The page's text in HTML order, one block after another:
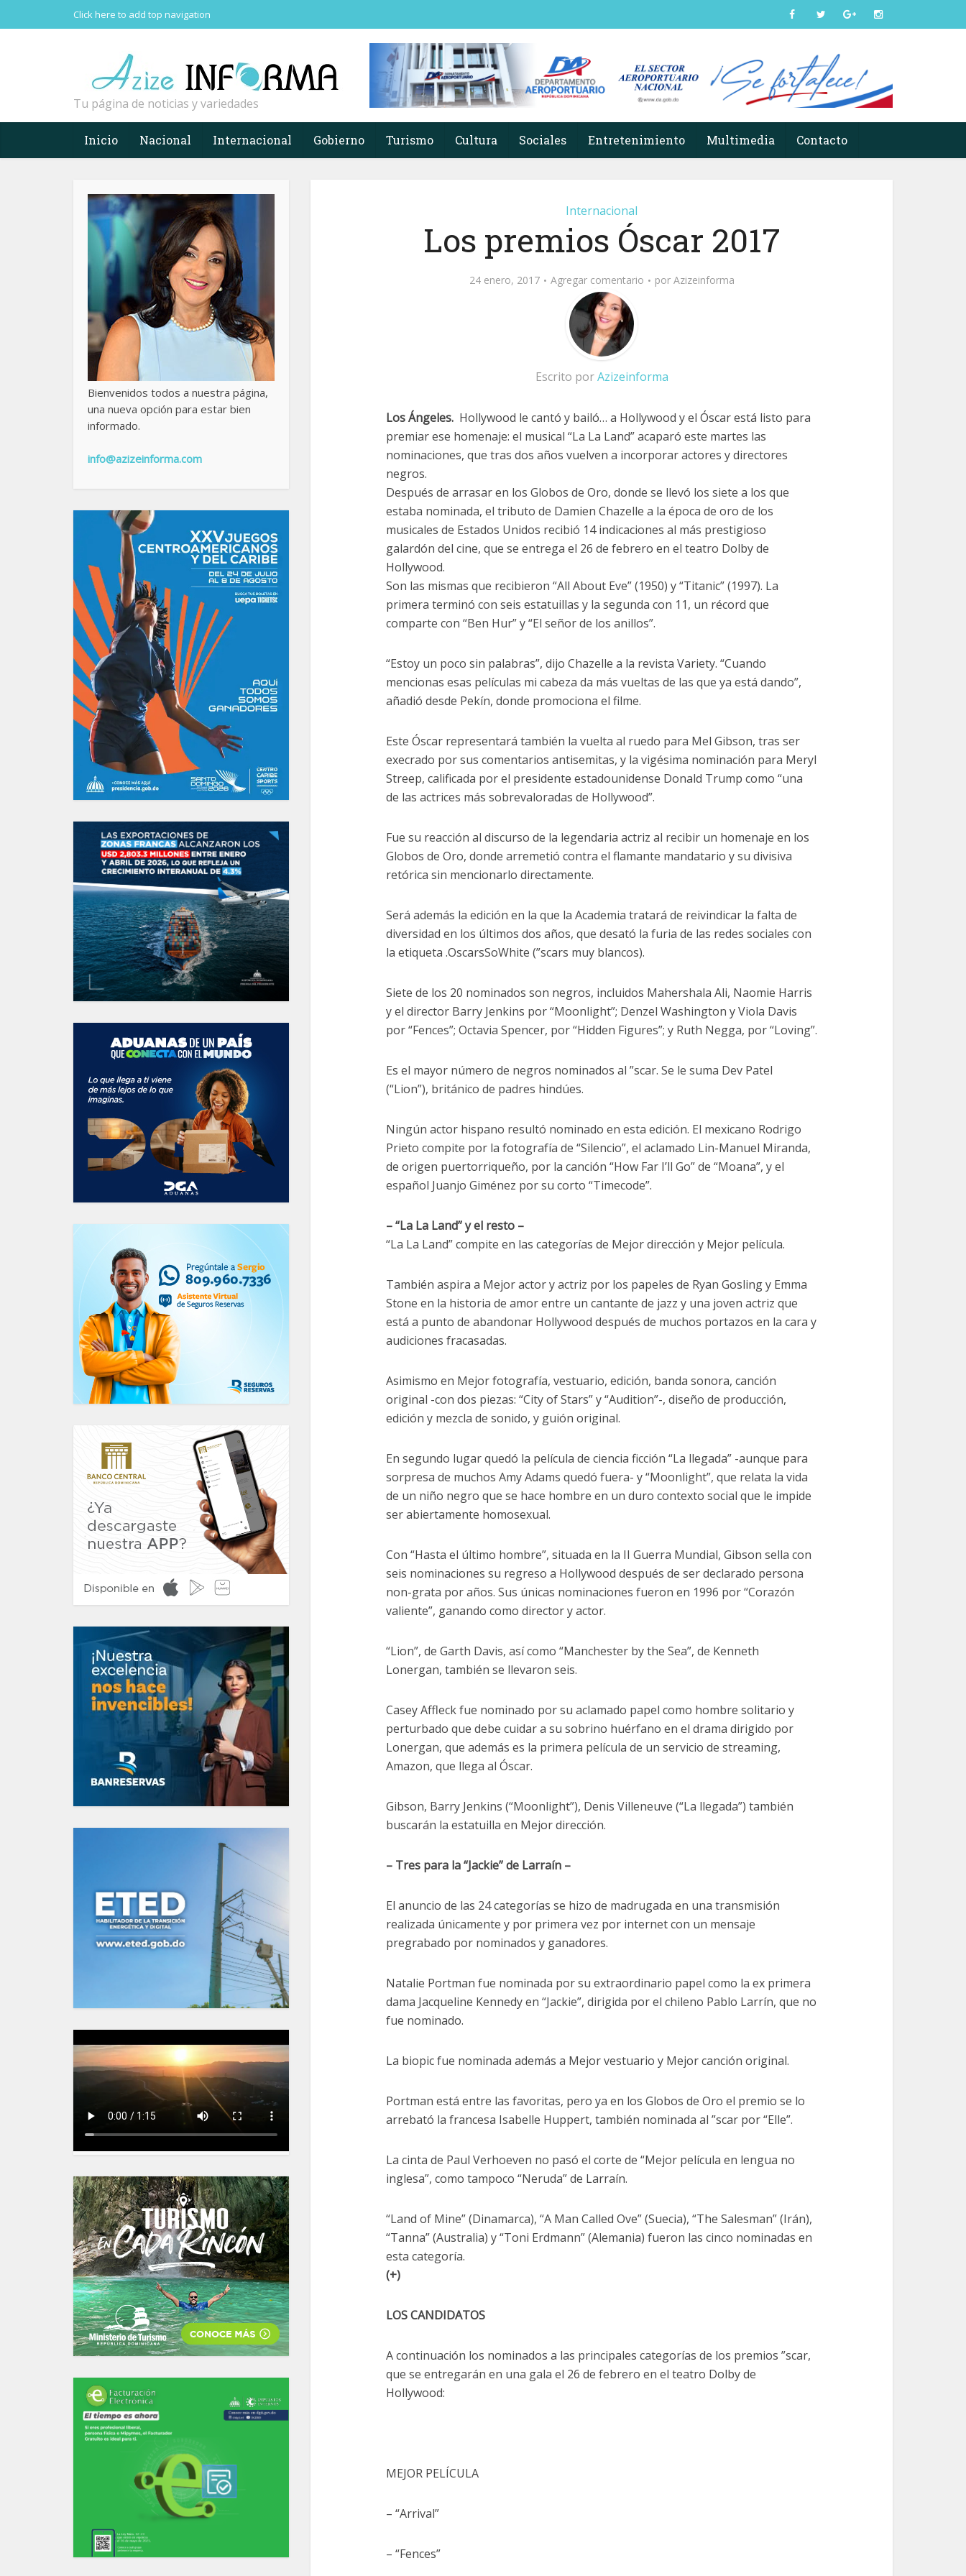
Click here to add top navigation
Tu página de noticias y variedades
Inicio Nacional Internacional Gobierno Turismo Cultura Sociales Entretenimiento Multimedia Contacto
Bienvenidos todos a nuestra página,
una nueva opción para estar bien
informado.
info@azizeinforma.com
Internacional
Los premios Óscar 2017
24 enero, 2017 Agregar comentario por Azizeinforma
Escrito porAzizeinforma
Los Ángeles. Hollywood le cantó y bailó… a Hollywood y el Óscar está listo para
premiar ese homenaje: el musical “La La Land” acaparó este martes las
nominaciones, que tras dos años vuelven a incorporar actores y directores
negros.
Después de arrasar en los Globos de Oro, donde se llevó los siete a los que
estaba nominada, el tributo de Damien Chazelle a la época de oro de los
musicales de Estados Unidos recibió 14 indicaciones al más prestigioso
galardón del cine, que se entrega el 26 de febrero en el teatro Dolby de
Hollywood.
Son las mismas que recibieron “All About Eve” (1950) y “Titanic” (1997). La
primera terminó con seis estatuillas y la segunda con 11, un récord que
comparte con “Ben Hur” y “El señor de los anillos”.
“Estoy un poco sin palabras”, dijo Chazelle a la revista Variety. “Cuando
mencionas esas películas mi cabeza da más vueltas de las que ya está dando”,
añadió desde Pekín, donde promociona el filme.
Este Óscar representará también la vuelta al ruedo para Mel Gibson, tras ser
execrado por sus comentarios antisemitas, y la vigésima nominación para Meryl
Streep, calificada por el presidente estadounidense Donald Trump como “una
de las actrices más sobrevaloradas de Hollywood”.
Fue su reacción al discurso de la legendaria actriz al recibir un homenaje en los
Globos de Oro, donde arremetió contra el flamante mandatario y su divisiva
retórica sin mencionarlo directamente.
Será además la edición en la que la Academia tratará de reivindicar la falta de
diversidad en los últimos dos años, que desató la furia de las redes sociales con
la etiqueta .OscarsSoWhite (”scars muy blancos).
Siete de los 20 nominados son negros, incluidos Mahershala Ali, Naomie Harris
y el director Barry Jenkins por “Moonlight”; Denzel Washington y Viola Davis
por “Fences”; Octavia Spencer, por “Hidden Figures”; y Ruth Negga, por “Loving”.
Es el mayor número de negros nominados al ”scar. Se le suma Dev Patel
(“Lion”), británico de padres hindúes.
Ningún actor hispano resultó nominado en esta edición. El mexicano Rodrigo
Prieto compite por la fotografía de “Silencio”, el aclamado Lin-Manuel Miranda,
de origen puertorriqueño, por la canción “How Far I’ll Go” de “Moana”, y el
español Juanjo Giménez por su corto “Timecode”.
– “La La Land” y el resto –
“La La Land” compite en las categorías de Mejor dirección y Mejor película.
También aspira a Mejor actor y actriz por los papeles de Ryan Gosling y Emma
Stone en la historia de amor entre un cantante de jazz y una joven actriz que
está a punto de abandonar Hollywood después de muchos portazos en la cara y
audiciones fracasadas.
Asimismo en Mejor fotografía, vestuario, edición, banda sonora, canción
original -con dos piezas: “City of Stars” y “Audition”-, diseño de producción,
edición y mezcla de sonido, y guión original.
En segundo lugar quedó la película de ciencia ficción “La llegada” -aunque para
sorpresa de muchos Amy Adams quedó fuera- y “Moonlight”, que relata la vida
de un niño negro que se hace hombre en un duro contexto social que le impide
ser abiertamente homosexual.
Con “Hasta el último hombre”, situada en la II Guerra Mundial, Gibson sella con
seis nominaciones su regreso a Hollywood después de ser declarado persona
non-grata por años. Sus únicas nominaciones fueron en 1996 por “Corazón
valiente”, ganando como director y actor.
“Lion”, de Garth Davis, así como “Manchester by the Sea”, de Kenneth
Lonergan, también se llevaron seis.
Casey Affleck fue nominado por su aclamado papel como hombre solitario y
perturbado que debe cuidar a su sobrino huérfano en el drama dirigido por
Lonergan, que además es la primera película de un servicio de streaming,
Amazon, que llega al Óscar.
Gibson, Barry Jenkins (“Moonlight”), Denis Villeneuve (“La llegada”) también
buscarán la estatuilla en Mejor dirección.
– Tres para la “Jackie” de Larraín –
El anuncio de las 24 categorías se hizo de madrugada en una transmisión
realizada únicamente y por primera vez por internet con un mensaje
pregrabado por nominados y ganadores.
Natalie Portman fue nominada por su extraordinario papel como la ex primera
dama Jacqueline Kennedy en “Jackie”, dirigida por el chileno Pablo Larrín, que no
fue nominado.
La biopic fue nominada además a Mejor vestuario y Mejor canción original.
Portman está entre las favoritas, pero ya en los Globos de Oro el premio se lo
arrebató la francesa Isabelle Huppert, también nominada al ”scar por “Elle”.
La cinta de Paul Verhoeven no pasó el corte de “Mejor película en lengua no
inglesa”, como tampoco “Neruda” de Larraín.
“Land of Mine” (Dinamarca), “A Man Called Ove” (Suecia), “The Salesman” (Irán),
“Tanna” (Australia) y “Toni Erdmann” (Alemania) fueron las cinco nominadas en
esta categoría.
(+)
LOS CANDIDATOS
A continuación los nominados a las principales categorías de los premios ”scar,
que se entregarán en una gala el 26 de febrero en el teatro Dolby de
Hollywood:
MEJOR PELÍCULA
– “Arrival”
– “Fences”